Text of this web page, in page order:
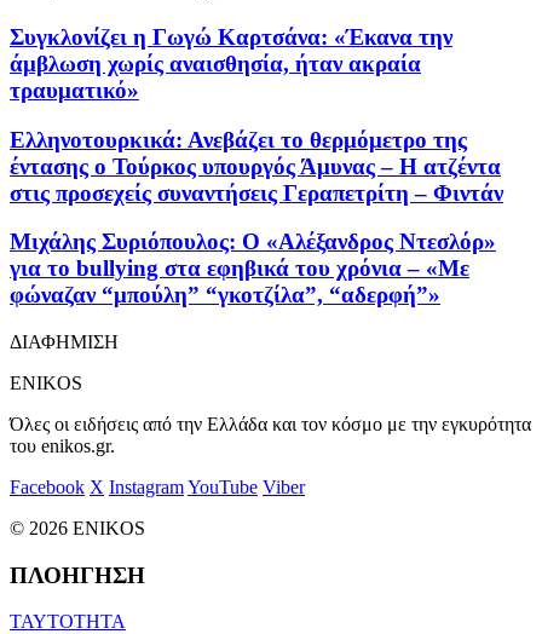
Συγκλονίζει η Γωγώ Καρτσάνα: «Έκανα την
άμβλωση χωρίς αναισθησία, ήταν ακραία
τραυματικό»
Ελληνοτουρκικά: Ανεβάζει το θερμόμετρο της
έντασης ο Τούρκος υπουργός Άμυνας – Η ατζέντα
στις προσεχείς συναντήσεις Γεραπετρίτη – Φιντάν
Μιχάλης Συριόπουλος: Ο «Αλέξανδρος Ντεσλόρ»
για το bullying στα εφηβικά του χρόνια – «Με
φώναζαν “μπούλη” “γκοτζίλα”, “αδερφή”»
ΔΙΑΦΗΜΙΣΗ
ENIKOS
Όλες οι ειδήσεις από την Ελλάδα και τον κόσμο με την εγκυρότητα
του enikos.gr.
Facebook X InstagramYouTube Viber
© 2026 ENIKOS
ΠΛΟΗΓΗΣΗ
ΤΑΥΤΟΤΗΤΑ